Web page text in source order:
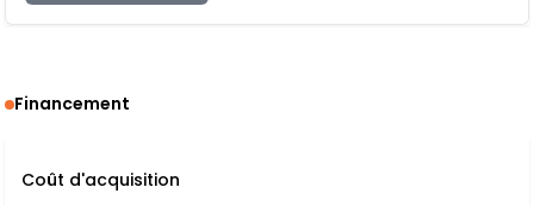
Financement
Coût d'acquisition